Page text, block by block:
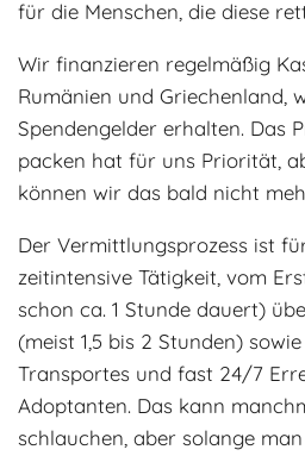
für die Menschen, die diese
Wir finanzieren regelmäßig
Rumänien und Griechenland,
Spendengelder erhalten. Das
packen hat für uns Priorität,
können wir das bald nicht
Der Vermittlungsprozess ist
zeitintensive Tätigkeit, vom
schon ca. 1 Stunde dauert)
(meist 1,5 bis 2 Stunden)
Transportes und fast 24/7
Adoptanten. Das kann
schlauchen, aber solange